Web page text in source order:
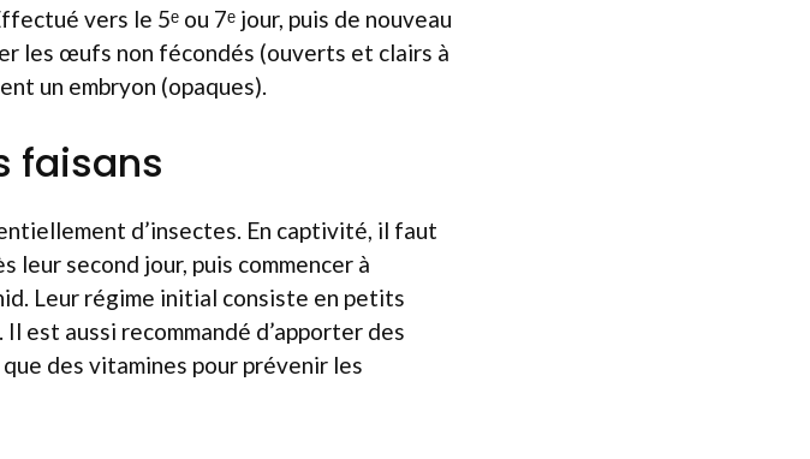
vers le 5ᵉ ou 7ᵉ jour, puis de nouveau
les œufs non fécondés (ouverts et clairs à
un embryon (opaques).
faisans
d’insectes. En captivité, il faut
leur second jour, puis commencer à
Leur régime initial consiste en petits
est aussi recommandé d’apporter des
des vitamines pour prévenir les